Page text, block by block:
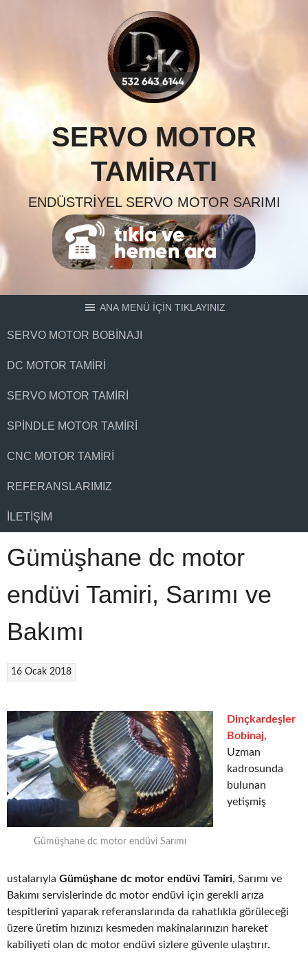
SERVO MOTOR
TAMIRATI
ENDÜSTRIYEL SERVO MOTOR SARIMI
ANA MENÜ İÇİN TIKLAYINIZ
SERVO MOTOR BOBINAJI
DC MOTOR TAMIRI
SERVO MOTOR TAMIRI
SPINDLE MOTOR TAMIRI
CNC MOTOR TAMIRI
REFERANSLARIMIZ
İLETIŞIM
Gümüşhane dc motor
endüvi Tamiri, Sarımı ve
Bakımı
16 Ocak 2018
Gümüşhane dc motor endüvi Sarımı
Dinçkardeşler
Bobinaj,
Uzman
kadrosunda
bulunan
yetişmiş
ustalarıyla Gümüşhane dc motor endüvi Tamiri, Sarımı ve
Bakımı servislerinde dc motor endüvi için gerekli arıza
tespitlerini yaparak referanslarında da rahatlıkla görüleceği
üzere üretim hızınızı kesmeden makinalarınızın hareket
kabiliyeti olan dc motor endüvi sizlere güvenle ulaştırır.